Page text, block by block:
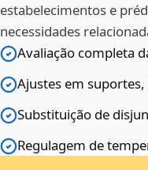
estabelecimentos e
necessidades
Avaliação completa
Ajustes em
Substituição de
Regulagem de